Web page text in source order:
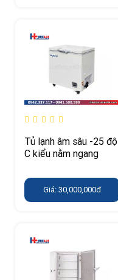
Tủ lạnh âm sâu -25 độ
C kiểu nằm ngang
Giá: 30,000,000đ